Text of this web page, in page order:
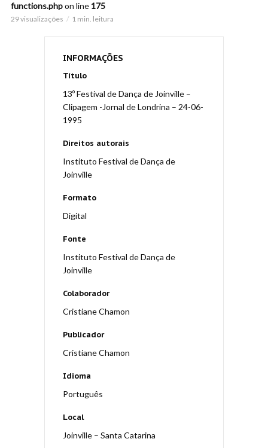
functions.phpon line 175
29 visualizações 1 min. leitura
INFORMAÇÕES
Título
13º Festival de Dança de Joinville –
Clipagem -Jornal de Londrina – 24-06-
1995
Direitos autorais
Instituto Festival de Dança de
Joinville
Formato
Digital
Fonte
Instituto Festival de Dança de
Joinville
Colaborador
Cristiane Chamon
Publicador
Cristiane Chamon
Idioma
Português
Local
Joinville – Santa Catarina